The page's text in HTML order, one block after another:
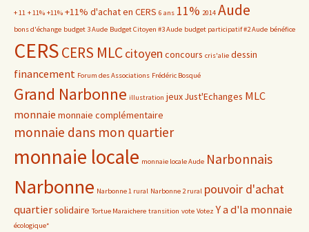
+ 11 + 11% +11% +11% d'achat en CERS 6 ans 11% 2014 Aude
bons d'échange budget 3 Aude Budget Citoyen #3 Aude budget participatif #2 Aude bénéfice
CERSCERS MLCcitoyen concours cris'alie dessin
financement Forum des Associations Frédéric Bosqué
Grand Narbonne illustration jeuxJust'Echanges MLC
monnaie monnaie complémentaire
monnaie dans mon quartier
monnaie locale monnaie locale Aude Narbonnais
Narbonne Narbonne 1 rural Narbonne 2 rural pouvoir d'achat
quartiersolidaire Tortue Maraichere transition vote Votez Y a d'la monnaie
écologique*